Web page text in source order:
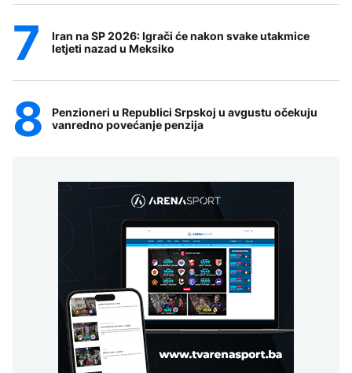
Iran na SP 2026: Igrači će nakon svake utakmice
letjeti nazad u Meksiko
Penzioneri u Republici Srpskoj u avgustu očekuju
vanredno povećanje penzija